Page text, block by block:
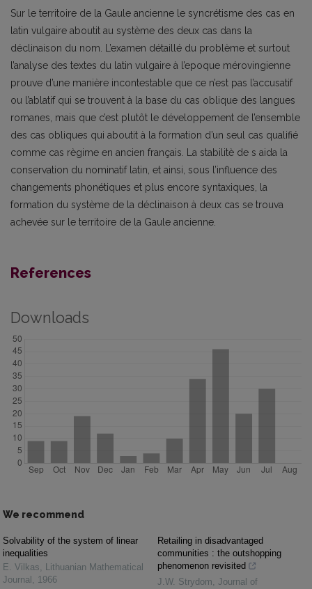
Sur le territoire de la Gaule ancienne le syncrétisme des cas en
latin vulgaire aboutit au système des deux cas dans la
déclinaison du nom. L’examen détaillé du problème et surtout
l’analyse des textes du latin vulgaire à l’epoque mérovingienne
prouve d’une manière incontestable que ce n’est pas l’accusatif
ou l’ablatif qui se trouvent à la base du cas oblique des langues
romanes, mais que c’est plutôt le développement de l’ensemble
des cas obliques qui aboutit à la formation d’un seul cas qualifié
comme cas règime en ancien français. La stabilitè de s aida la
conservation du nominatif latin, et ainsi, sous l’influence des
changements phonétiques et plus encore syntaxiques, la
formation du système de la déclinaison à deux cas se trouva
achevée sur le territoire de la Gaule ancienne.
References
Downloads
We recommend
Solvability of the system of linear
inequalities
E. Vilkas, Lithuanian Mathematical
Journal , 1966
Retailing in disadvantaged
communities : the outshopping
phenomenon revisited
J.W. Strydom, Journal of